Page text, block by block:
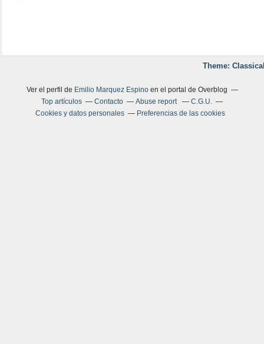
Theme:
Ver el perfil de Emilio Marquez Espinoen el portal de Overblog
Top artículos
Contacto Abuse report
C.G.U.
Cookies y datos personales
Preferencias de las cookies